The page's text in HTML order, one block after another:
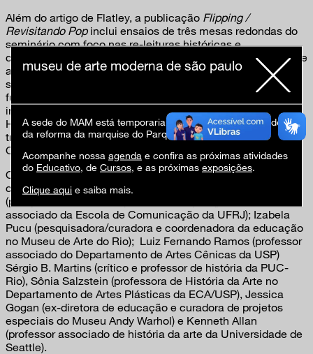
Além do artigo de Flatley, a publicação Flipping /
Revisitando Popinclui ensaios de três mesas redondas do
seminário com foco nas re-leituras históricas e
contemporâneas do
, nas exposições de 1967, o camp
e
as diversas relações entre as práticas artísticas e o espaço
social na década de 1960. Tendo, é claro, como pano de
fundo, a exposição apresentada no 35º Panorama. Foi
incluída, ainda, por sugestão do curador/pesquisador Max
Hinderer Cruz (também participante no seminário), a
tradução – inédita em português – da entrevista com Hélio
Oiticica e Mario Montez feita em 1971.
Outros participantes no seminário e autores que
colaboraram com a publicação: Ana Maria Maia
(pesquisadora/curadora); Denilson Lopes (professor
associado da Escola de Comunicação da UFRJ); Izabela
Pucu (pesquisadora/curadora e coordenadora da educação
no Museu de Arte do Rio); Luiz Fernando Ramos (professor
associado do Departamento de Artes Cênicas da USP)
Sérgio B. Martins (crítico e professor de história da PUC-
Rio), Sônia Salzstein (professora de História da Arte no
Departamento de Artes Plásticas da ECA/USP), Jessica
Gogan (ex-diretora de educação e curadora de projetos
especiais do Museu Andy Warhol) e Kenneth Allan
(professor associado de história da arte da Universidade de
Seattle).
museu de arte moderna de são paulo
A sede do MAM está temporariamente fechada em virtude
da reforma da marquise do Parque Ibirapuera.
Acompanhe nossa agenda e confira as próximas atividades
do Educativo, de Cursos, e as próximas exposições.
Clique aqui e saiba mais.